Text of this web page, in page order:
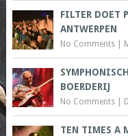
FILTER DOET
ANTWERPEN
No Comments|
BOERDERIJ
No Comments|
TEN TIMES A